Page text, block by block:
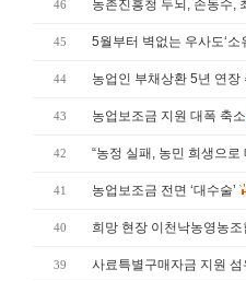
46 농촌진흥청 두뇌, 손동수,
45 5월부터 벽없는 우사도‘소
44 농업인 부채상환 5년 연장
43 농업보조금 지원 대폭 축소
42 “농정 실패, 농민 희생으로
41 농업보조금 전면 ‘대수술’
40 희망 현장 이천낙농영농조
39 사료특별구매자금 지원